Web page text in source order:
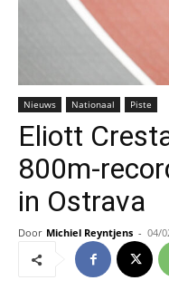
Nieuws Nationaal Piste
Eliott
800m-
in Ostrava
Door Michiel Reyntjens - 04/